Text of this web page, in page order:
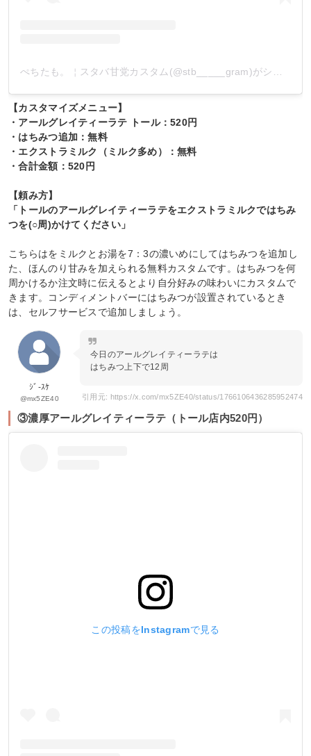
ぺちたも。￤スタバ甘党カスタム(@stb_____gram)がシェアした投稿
【カスタマイズメニュー】
・アールグレイティーラテ トール：520円
・はちみつ追加：無料
・エクストラミルク（ミルク多め）：無料
・合計金額：520円
【頼み方】
「トールのアールグレイティーラテをエクストラミルクではちみ
つを(○周)かけてください」
こちらはをミルクとお湯を7：3の濃いめにしてはちみつを追加し
た、ほんのり甘みを加えられる無料カスタムです。はちみつを何
周かけるか注文時に伝えるとより自分好みの味わいにカスタムで
きます。コンディメントバーにはちみつが設置されているとき
は、セルフサービスで追加しましょう。
ｼﾞ-ｽｹ
@mx5ZE40
今日のアールグレイティーラテは
はちみつ上下で12周
引用元: https://x.com/mx5ZE40/status/1766106436285952474
③濃厚アールグレイティーラテ（トール店内520円）
この投稿をInstagramで見る